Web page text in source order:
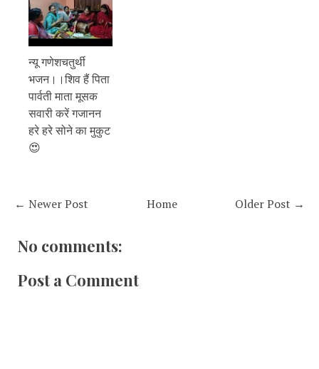
न्यू गणेशचतुर्थी
भजन।।शिव हैं पिता
पार्वती माता मूसक
सवारी करें गजानन
हरे हरे सोने का मुकुट
😍
← Newer Post Older Post →
Home
No comments:
Post a Comment